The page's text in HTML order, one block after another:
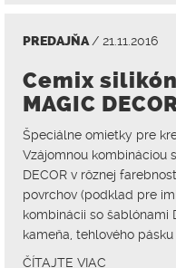
PREDAJŇA/ 21.11.2016
Cemix
MAGIC
Špeciálne omietky pre
Vzájomnou kombináciou
DECOR v rôznej
povrchov (podklad pre
kombinácii so šablónami
kameňa, tehlového
ČÍTAJTE VIAC